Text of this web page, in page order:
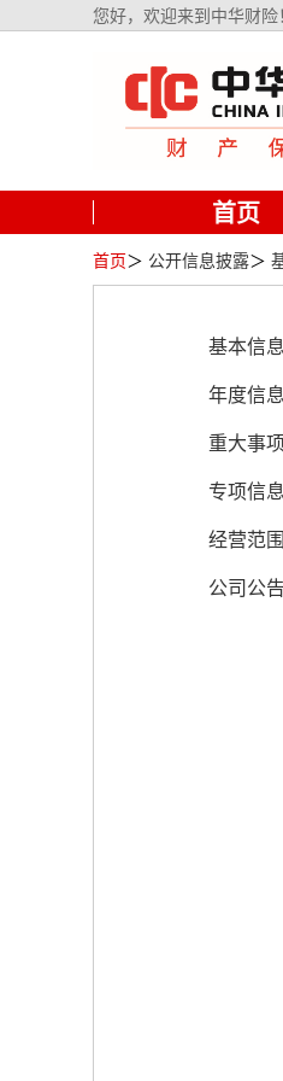
您好，欢迎来到中华财险！
首页
首页＞ 公开信息披露＞
基本信息
年度信息
重大事
专项信息
经营范围
公司公告